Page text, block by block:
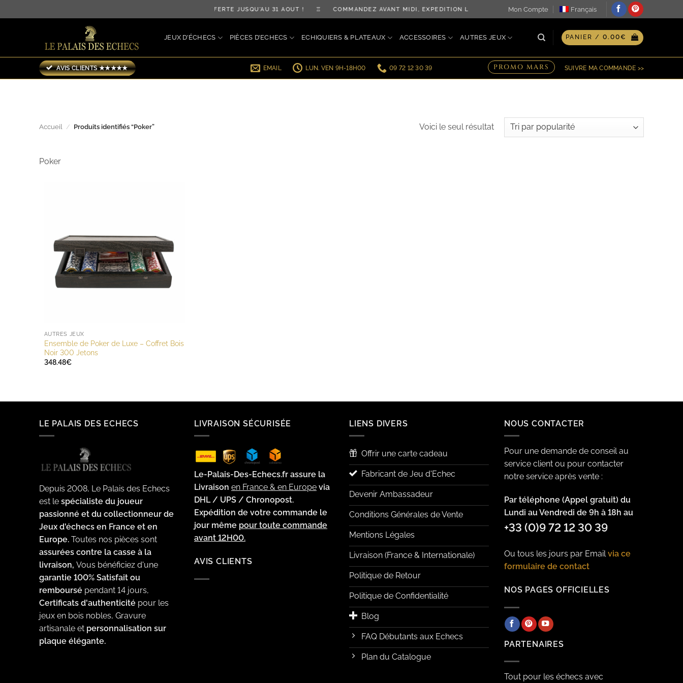
au
LIVRAISON OFFERTE JUSQU'AU 31 AOÛT ! ♖ COMMANDEZ AVANT MIDI, EXPÉDITION LE JOUR MÊME ♖ OPTION GRAVURE PERSONNALISÉE
Mon Compte Français
JEUX D’ÉCHECS PIÈCES D’ECHECS ECHIQUIERS & PLATEAUX ACCESSOIRES AUTRES JEUX PANIER / 0.00€
AVIS CLIENTS ★★★★★ EMAIL LUN. VEN 9H-18H00 09 72 12 30 39 PROMO MARS SUIVRE MA COMMANDE >>
Accueil / Produits identifiés “Poker” Voici le seul résultat
Poker
AUTRES JEUX
Ensemble de Poker de Luxe – Coffret Bois
Noir 300 Jetons
348.48€
LE PALAIS DES ECHECS
Depuis 2008, Le Palais des Echecs
est le spécialiste du joueur
passionné et du collectionneur de
Jeux d'échecs en France et en
Europe. Toutes nos pièces sont
assurées contre la casse à la
livraison, Vous bénéficiez d'une
garantie 100% Satisfait ou
remboursé pendant 14 jours,
Certificats d'authenticité pour les
jeux en bois nobles, Gravure
artisanale et personnalisation sur
plaque élégante.
LIVRAISON SÉCURISÉE
Le-Palais-Des-Echecs.fr assure la
Livraison en France & en Europe via
DHL / UPS / Chronopost.
Expédition de votre commande le
jour même pour toute commande
avant 12H00.
AVIS CLIENTS
LIENS DIVERS
Offrir une carte cadeau
Fabricant de Jeu d'Echec
Devenir Ambassadeur
Conditions Générales de Vente
Mentions Légales
Livraison (France & Internationale)
Politique de Retour
Politique de Confidentialité
Blog
FAQ Débutants aux Echecs
Plan du Catalogue
NOUS CONTACTER
Pour une demande de conseil au
service client ou pour contacter
notre service après vente :
Par téléphone (Appel gratuit) du
Lundi au Vendredi de 9h à 18h au
+33 (0)9 72 12 30 39
Ou tous les jours par Emailvia ce
formulaire de contact
NOS PAGES OFFICIELLES
PARTENAIRES
Tout pour les échecs avec